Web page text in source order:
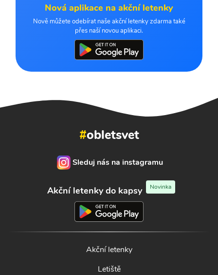
Nová aplikace na akční letenky
Nově můžete odebírat naše akční letenky zdarma také
přes naší novou aplikaci.
#obletsvet
Sleduj nás na instagramu
Akční letenky do kapsy Novinka
Akční letenky
Letiště